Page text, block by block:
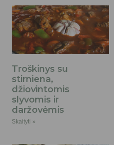
Troškinys su
stirniena,
džiovintomis
slyvomis ir
daržovėmis
Skaityti »